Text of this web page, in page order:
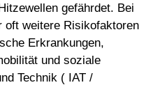
gefährdet. Bei
oft weitere Risikofaktoren
Erkrankungen,
und soziale
Technik ( IAT /